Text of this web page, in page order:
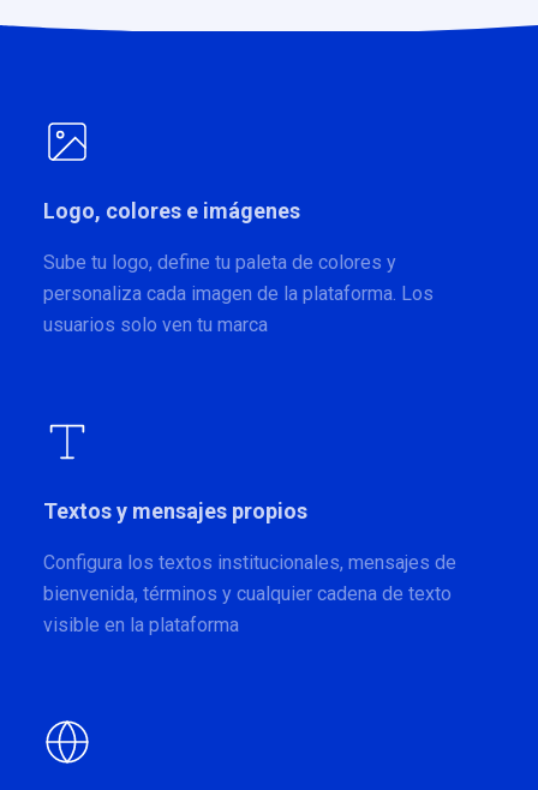
Logo, colores e imágenes
Sube tu logo, define tu paleta de colores y
personaliza cada imagen de la plataforma. Los
usuarios solo ven tu marca
Textos y mensajes propios
Configura los textos institucionales, mensajes de
bienvenida, términos y cualquier cadena de texto
visible en la plataforma